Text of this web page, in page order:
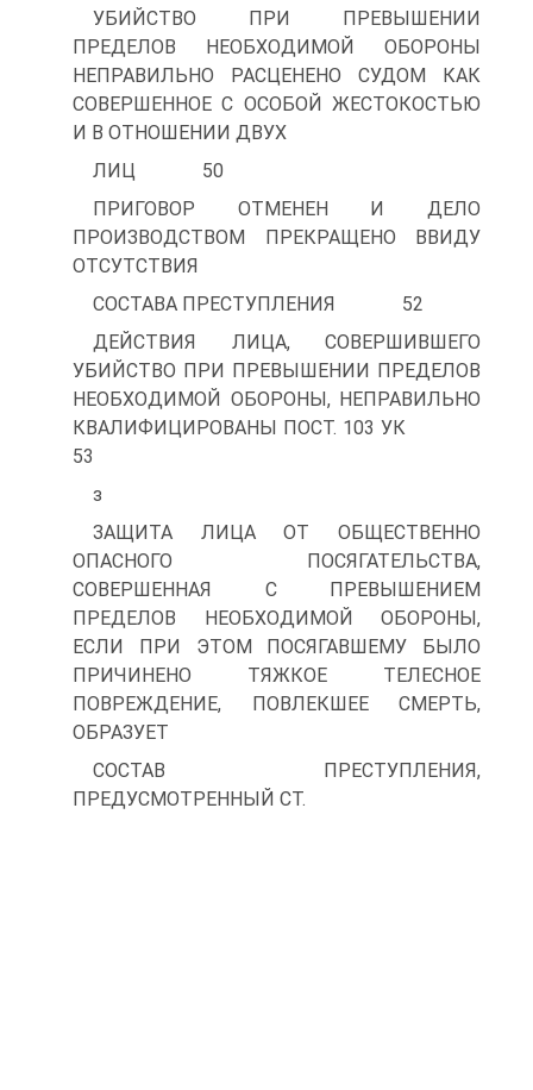
УБИЙСТВО ПРИ ПРЕВЫШЕНИИ
ПРЕДЕЛОВ НЕОБХОДИМОЙ ОБОРОНЫ
НЕПРАВИЛЬНО РАСЦЕНЕНО СУДОМ КАК
СОВЕРШЕННОЕ С ОСОБОЙ ЖЕСТОКОСТЬЮ
И В ОТНОШЕНИИ ДВУХ
ЛИЦ 50
ПРИГОВОР ОТМЕНЕН И ДЕЛО
ПРОИЗВОДСТВОМ ПРЕКРАЩЕНО ВВИДУ
ОТСУТСТВИЯ
СОСТАВА ПРЕСТУПЛЕНИЯ 52
ДЕЙСТВИЯ ЛИЦА, СОВЕРШИВШЕГО
УБИЙСТВО ПРИ ПРЕВЫШЕНИИ ПРЕДЕЛОВ
НЕОБХОДИМОЙ ОБОРОНЫ, НЕПРАВИЛЬНО
КВАЛИФИЦИРОВАНЫ ПОСТ. 103 УК
53
з
ЗАЩИТА ЛИЦА ОТ ОБЩЕСТВЕННО
ОПАСНОГО ПОСЯГАТЕЛЬСТВА,
СОВЕРШЕННАЯ С ПРЕВЫШЕНИЕМ
ПРЕДЕЛОВ НЕОБХОДИМОЙ ОБОРОНЫ,
ЕСЛИ ПРИ ЭТОМ ПОСЯГАВШЕМУ БЫЛО
ПРИЧИНЕНО ТЯЖКОЕ ТЕЛЕСНОЕ
ПОВРЕЖДЕНИЕ, ПОВЛЕКШЕЕ СМЕРТЬ,
ОБРАЗУЕТ
СОСТАВ ПРЕСТУПЛЕНИЯ,
ПРЕДУСМОТРЕННЫЙ СТ.